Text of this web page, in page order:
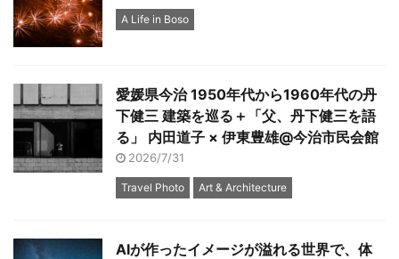
A Life in Boso
愛媛県今治 1950年代から1960年代の丹
下健三 建築を巡る＋「父、丹下健三を語
る」 内田道子 × 伊東豊雄@今治市民会館
2026/7/31
Travel Photo Art & Architecture
AIが作ったイメージが溢れる世界で、体